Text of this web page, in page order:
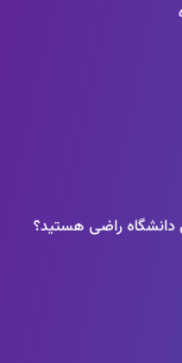
دانشگاه راضی هستید؟